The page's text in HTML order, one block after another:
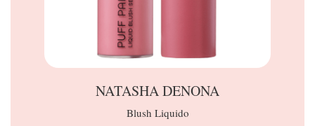
NATASHA DENONA
Blush Liquido